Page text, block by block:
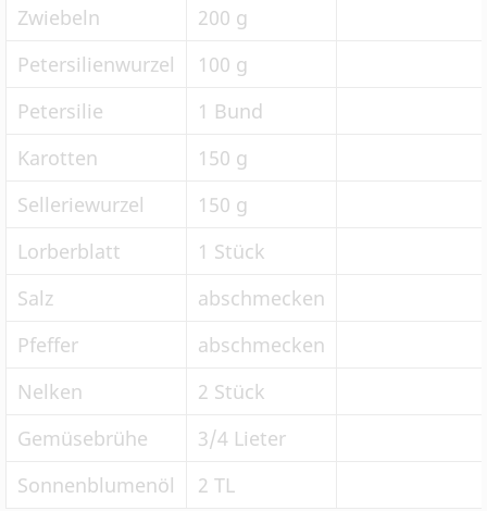
Zwiebeln
200 g
Petersilienwurzel
100 g
Petersilie
1 Bund
Karotten
150 g
Selleriewurzel
150 g
Lorberblatt
1 Stück
Salz
abschmecken
Pfeffer
abschmecken
Nelken
2 Stück
Gemüsebrühe
3/4 Lieter
Sonnenblumenöl
2 TL